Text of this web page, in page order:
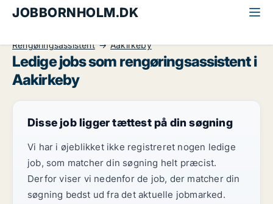
JOBBORNHOLM.DK
Rengøringsassistent
Aakirkeby
Ledige jobs som rengøringsassistent i
Aakirkeby
Disse job ligger tættest på din søgning
Vi har i øjeblikket ikke registreret nogen ledige
job, som matcher din søgning helt præcist.
Derfor viser vi nedenfor de job, der matcher din
søgning bedst ud fra det aktuelle jobmarked.